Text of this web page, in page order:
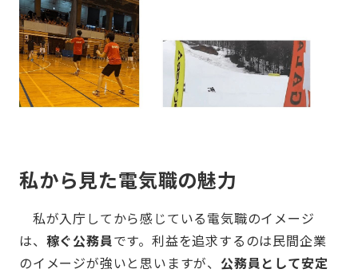
私から見た電気職の魅力
私が入庁してから感じている電気職のイメージ
は、 稼ぐ公務員です。利益を追求するのは民間企業
のイメージが強いと思いますが、 公務員として安定